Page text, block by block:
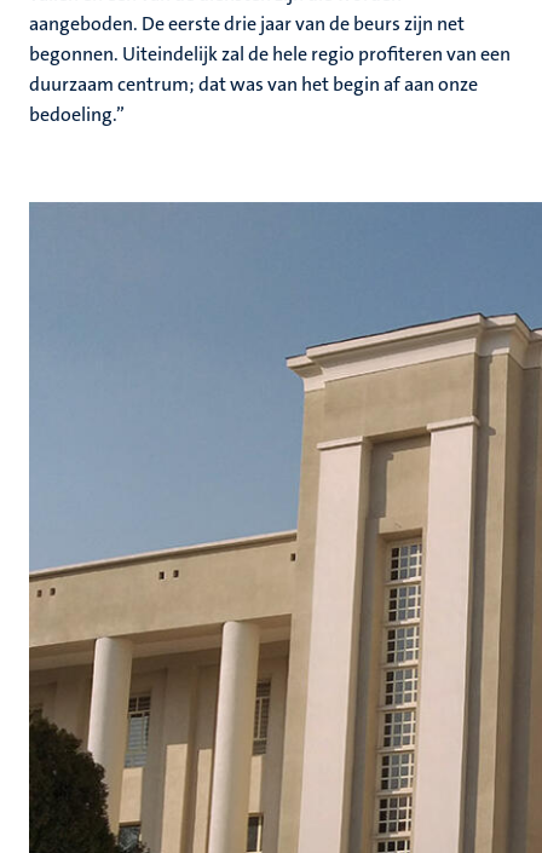
aangeboden. De eerste drie jaar van de beurs zijn net
begonnen. Uiteindelijk zal de hele regio profiteren van een
duurzaam centrum; dat was van het begin af aan onze
bedoeling.”